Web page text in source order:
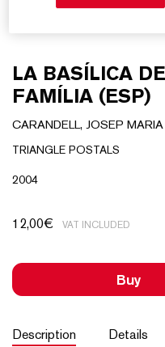
LA BASÍLICA DE LA SAGRADA
FAMÍLIA (ESP)
CARANDELL, JOSEP MARIA
TRIANGLE POSTALS
2004
12,00€ VAT INCLUDED
Buy
Description Details